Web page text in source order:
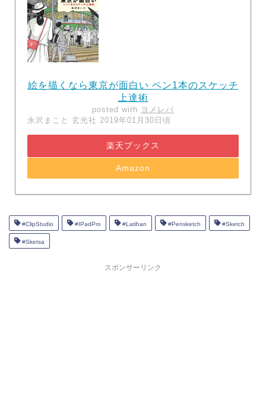
絵を描くなら東京が面白い ペン1本のスケッチ
上達術
posted with ヨメレバ
永沢まこと 玄光社 2019年01月30日頃
楽天ブックス
Amazon
#ClipStudio #IPadPro #Latihan #Pensketch #Sketch
#Sketsa
スポンサーリンク